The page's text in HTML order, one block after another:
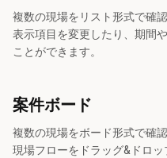
複数の現場をリスト形式で確
表示項目を変更したり、期間
ことができます。
案件ボード
複数の現場をボード形式で確
現場フローをドラッグ&ドロ